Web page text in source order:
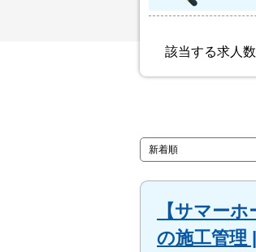
該当する求人数
【サマー
の施工管理